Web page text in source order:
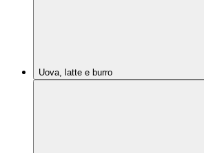
Uova, latte e burro